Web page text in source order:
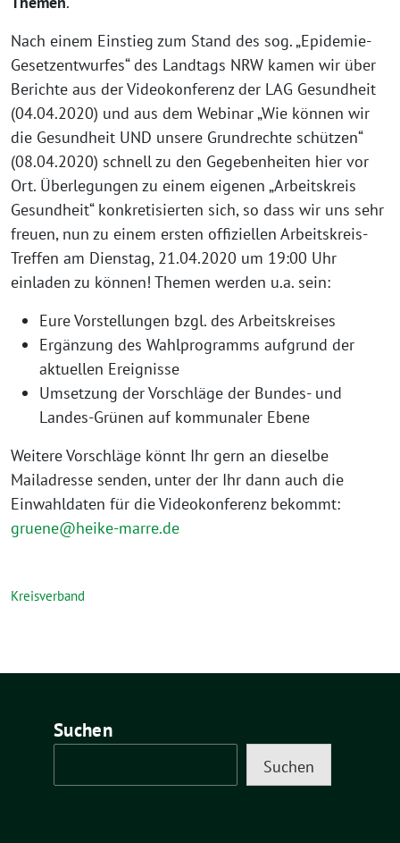
Nach einem Einstieg zum Stand des sog. „Epidemie-
Gesetzentwurfes“ des Landtags NRW kamen wir über
Berichte aus der Videokonferenz der LAG Gesundheit
(04.04.2020) und aus dem Webinar „Wie können wir
die Gesundheit UND unsere Grundrechte schützen“
(08.04.2020) schnell zu den Gegebenheiten hier vor
Ort. Überlegungen zu einem eigenen „Arbeitskreis
Gesundheit“ konkretisierten sich, so dass wir uns sehr
freuen, nun zu einem ersten offiziellen Arbeitskreis-
Treffen am Dienstag, 21.04.2020 um 19:00 Uhr
einladen zu können! Themen werden u.a. sein:
Eure Vorstellungen bzgl. des Arbeitskreises
Ergänzung des Wahlprogramms aufgrund der
aktuellen Ereignisse
Umsetzung der Vorschläge der Bundes- und
Landes-Grünen auf kommunaler Ebene
Weitere Vorschläge könnt Ihr gern an dieselbe
Mailadresse senden, unter der Ihr dann auch die
Einwahldaten für die Videokonferenz bekommt:
gruene@heike-marre.de
Kreisverband
Suchen
Suchen